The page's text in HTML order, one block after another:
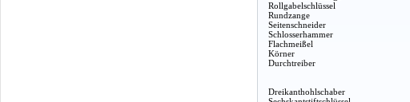
Rollgabelschlüssel
Rundzange
Seitenschneider
Schlosserhammer
Flachmeißel
Körner
Durchtreiber
Dreikanthohlschaber